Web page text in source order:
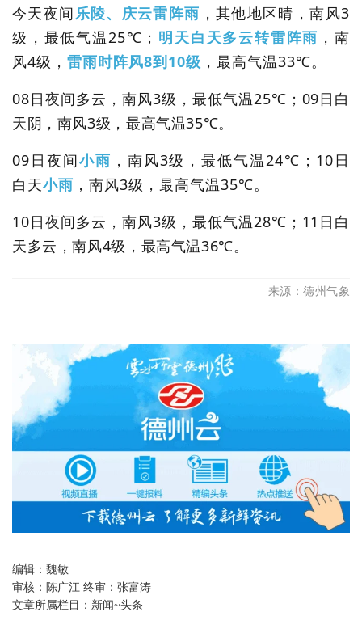
今天夜间乐陵、庆云雷阵雨 ，其他地区晴，南风3
级，最低气温25℃； 明天白天多云转雷阵雨 ，南
风4级， 雷雨时阵风8到10级 ，最高气温33℃。
08日夜间多云，南风3级，最低气温25℃；09日白
天阴，南风3级，最高气温35℃。
09日夜间小雨 ，南风3级，最低气温24℃；10日
白天小雨 ，南风3级，最高气温35℃。
10日夜间多云，南风3级，最低气温28℃；11日白
天多云，南风4级，最高气温36℃。
来源：德州气象
编辑： 魏敏
审核： 陈广江 终审：张富涛
文章所属栏目： 新闻~头条